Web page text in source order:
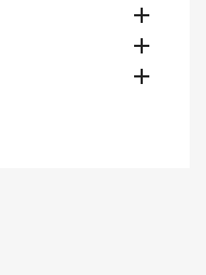


